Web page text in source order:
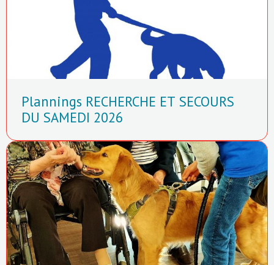
Plannings RECHERCHE ET SECOURS
DU SAMEDI 2026